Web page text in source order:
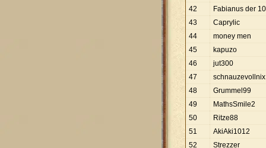
42
Fabianus der 10
43
Caprylic
44
money men
45
kapuzo
46
jut300
47
schnauzevollnix
48
Grummel99
49
MathsSmile2
50
Ritze88
51
AkiAki1012
52
Strezzer